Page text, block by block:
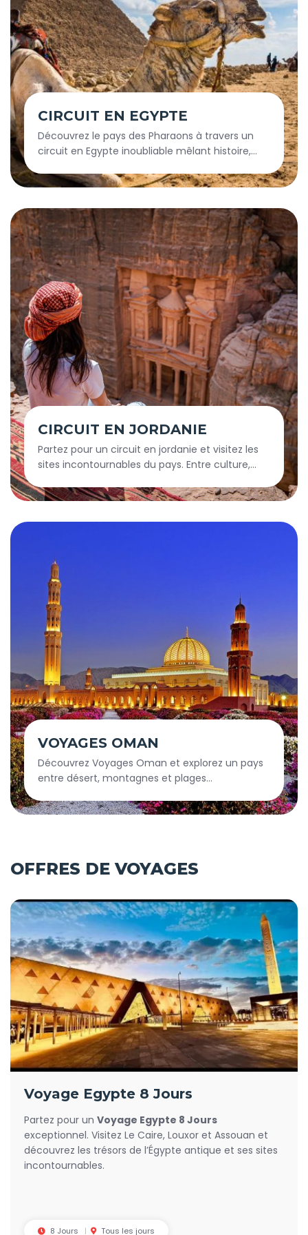
CIRCUIT EN EGYPTE
Découvrez le pays des Pharaons à travers un
circuit en Egypte inoubliable mêlant histoire,
majestueuses pyramides du Caire aux temples
étape vous plonge au cœur d’une civilisation
millénaire. Naviguez sur le Nil lors d’une croisière
magique et laissez-vous séduire par
l’authenticité des villages nubiens. Entre
découvertes culturelles et moments de
détente, vivez une expérience unique et hors
du temps en Égypte.
CIRCUIT EN JORDANIE
Partez pour un circuit en jordanie et visitez les
sites incontournables du pays. Entre culture,
émerveille. Une destination idéale pour un
VOYAGES OMAN
Découvrez Voyages Oman et explorez un pays
entre désert, montagnes et plages
entre culture authentique et paysages
OFFRES DE VOYAGES
Voyage Egypte 8 Jours
Partez pour un Voyage Egypte 8 Jours
exceptionnel. Visitez Le Caire, Louxor et Assouan et
découvrez les trésors de l’Égypte antique et ses sites
incontournables.
8 Jours Tous les jours